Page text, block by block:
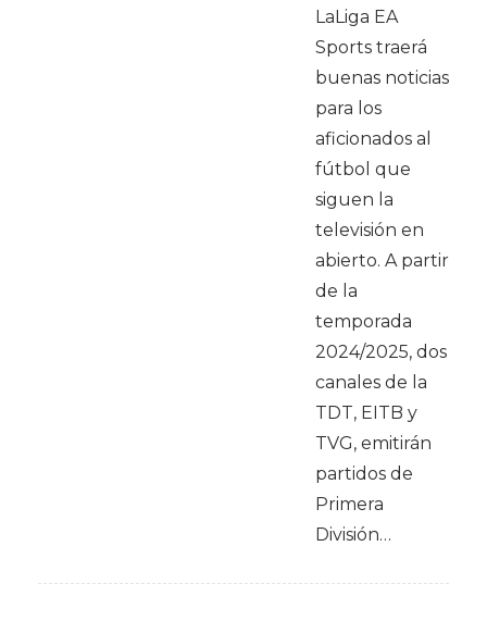
LaLiga EA
Sports traerá
buenas noticias
para los
aficionados al
fútbol que
siguen la
televisión en
abierto. A partir
de la
temporada
2024/2025, dos
canales de la
TDT, EITB y
TVG, emitirán
partidos de
Primera
División…